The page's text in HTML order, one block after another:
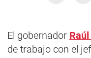
El gobernador
de trabajo con el